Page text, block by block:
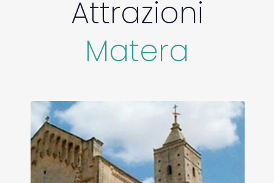
Attrazioni
Matera